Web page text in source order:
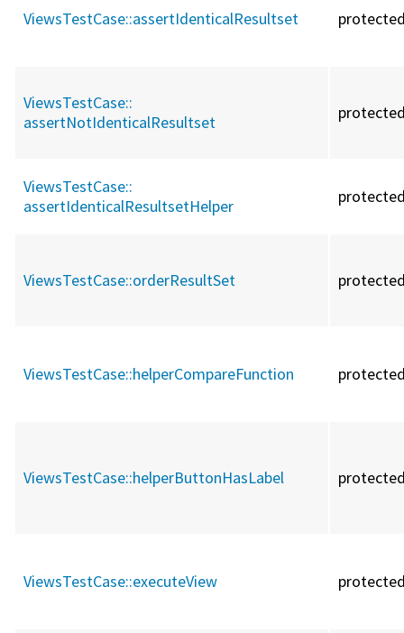
ViewsTestCase::assertIdenticalResultset
ViewsTestCase::
assertNotIdenticalResultset
ViewsTestCase::
assertIdenticalResultsetHelper
ViewsTestCase::orderResultSet
ViewsTestCase::helperCompareFunction
ViewsTestCase::helperButtonHasLabel
ViewsTestCase::executeView